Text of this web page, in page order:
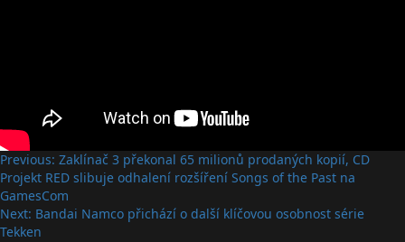
Post
navigation
Previous: Zaklínač 3 překonal 65 milionů prodaných kopií, CD
Projekt RED slibuje odhalení rozšíření Songs of the Past na
GamesCom
Next: Bandai Namco přichází o další klíčovou osobnost série
Tekken